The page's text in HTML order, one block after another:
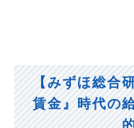
【みずほ総合
賃金』時代の